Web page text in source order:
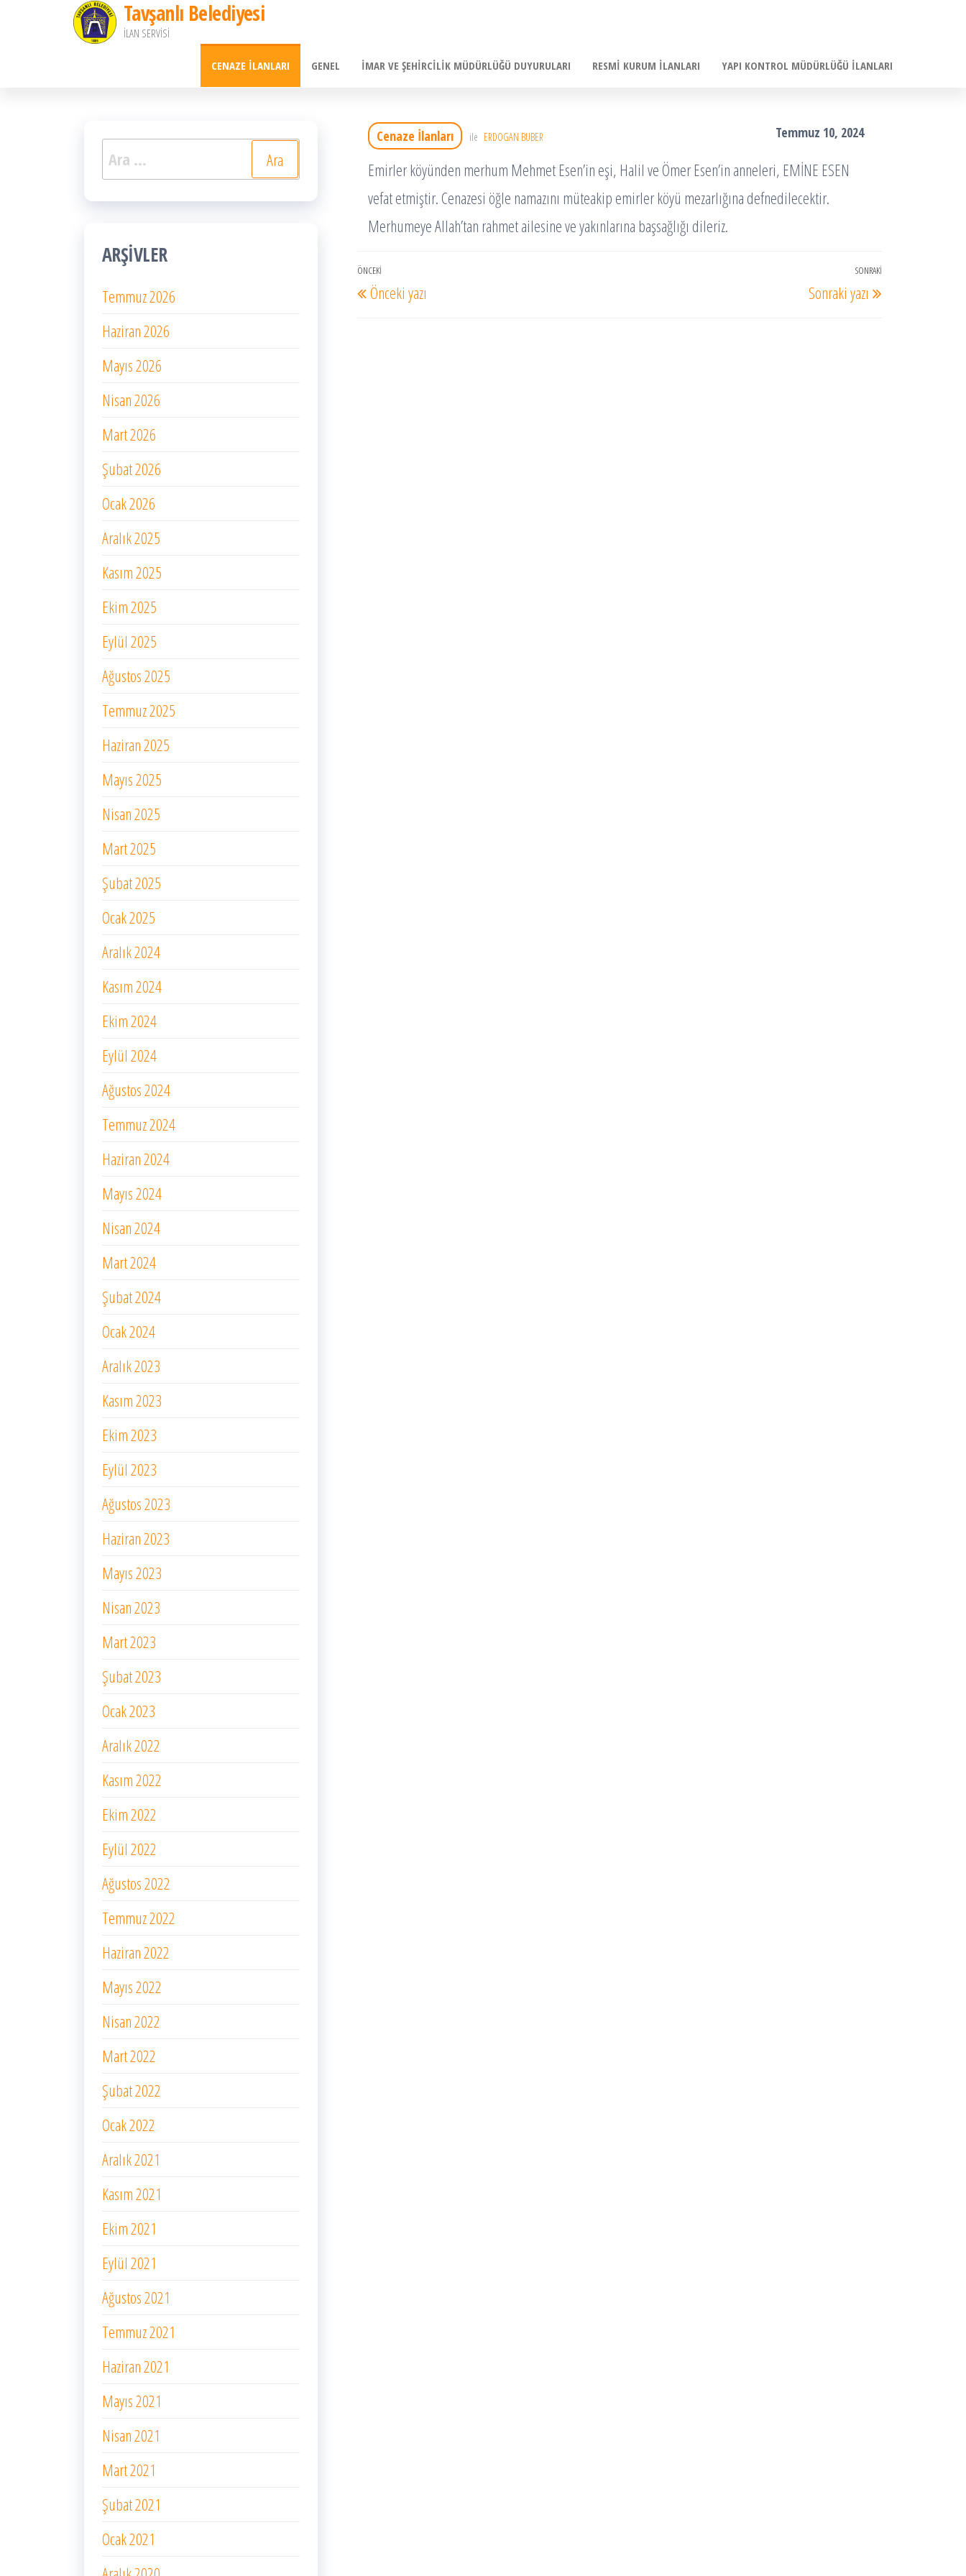
Tavşanlı Belediyesi
İLAN SERVİSİ
CENAZE İLANLARI GENEL İMAR VE ŞEHIRCILIK MÜDÜRLÜĞÜ DUYURULARI RESMI KURUM İLANLARI YAPI KONTROL MÜDÜRLÜĞÜ İLANLARI
Cenaze İlanları Temmuz 10, 2024
ile ERDOGAN BUBER
Emirler köyünden merhum Mehmet Esen’in eşi, Halil ve Ömer Esen’in anneleri, EMİNE ESEN
vefat etmiştir. Cenazesi öğle namazını müteakip emirler köyü mezarlığına defnedilecektir.
Merhumeye Allah’tan rahmet ailesine ve yakınlarına başsağlığı dileriz.
Yazı
dolaşımı
Önceki
Yazı
ÖNCEKI
Önceki yazı
SONRAKI
Sonraki yazı
Arama:
ARŞIVLER
Temmuz 2026
Haziran 2026
Mayıs 2026
Nisan 2026
Mart 2026
Şubat 2026
Ocak 2026
Aralık 2025
Kasım 2025
Ekim 2025
Eylül 2025
Ağustos 2025
Temmuz 2025
Haziran 2025
Mayıs 2025
Nisan 2025
Mart 2025
Şubat 2025
Ocak 2025
Aralık 2024
Kasım 2024
Ekim 2024
Eylül 2024
Ağustos 2024
Temmuz 2024
Haziran 2024
Mayıs 2024
Nisan 2024
Mart 2024
Şubat 2024
Ocak 2024
Aralık 2023
Kasım 2023
Ekim 2023
Eylül 2023
Ağustos 2023
Haziran 2023
Mayıs 2023
Nisan 2023
Mart 2023
Şubat 2023
Ocak 2023
Aralık 2022
Kasım 2022
Ekim 2022
Eylül 2022
Ağustos 2022
Temmuz 2022
Haziran 2022
Mayıs 2022
Nisan 2022
Mart 2022
Şubat 2022
Ocak 2022
Aralık 2021
Kasım 2021
Ekim 2021
Eylül 2021
Ağustos 2021
Temmuz 2021
Haziran 2021
Mayıs 2021
Nisan 2021
Mart 2021
Şubat 2021
Ocak 2021